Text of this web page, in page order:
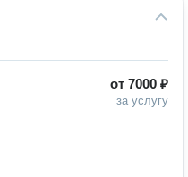
от 7000 ₽
за услугу